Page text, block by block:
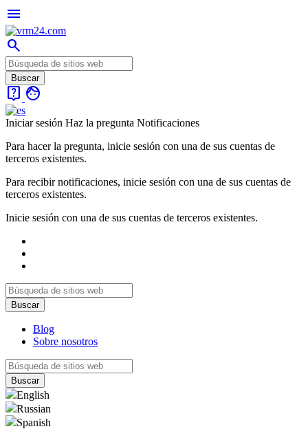
menu
search
live_help face
Iniciar sesión Haz la pregunta Notificaciones
Para hacer la pregunta, inicie sesión con una de sus cuentas de
terceros existentes.
Para recibir notificaciones, inicie sesión con una de sus cuentas de
terceros existentes.
Inicie sesión con una de sus cuentas de terceros existentes.
Blog
Sobre nosotros
English
Russian
Spanish